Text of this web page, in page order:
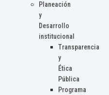
Planeación
y
Desarrollo
institucional
Transparencia
y
Ética
Pública
Programa